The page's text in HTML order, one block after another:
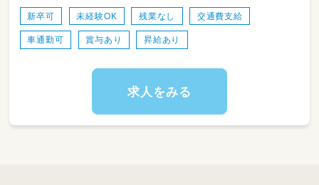
行事の企画・運営： 子どもたちが主役になれる
イベント
書類作成： 連絡帳、要録の作成（ICT導入によ
り、事務作業の効率化を図っています！）
保護者対応： 日々の成長を共有し、保護者の方
新卒可 未経験OK 残業なし 交通費支給
車通勤可 賞与あり 昇給あり
求人をみる